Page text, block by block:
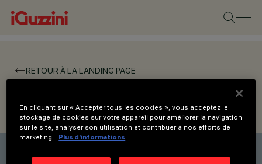
RETOUR À LA LANDING PAGE
RETAIL
En cliquant sur « Accepter tous les cookies », vous acceptez le
stockage de cookies sur votre appareil pour améliorer la navigation
sur le site, analyser son utilisation et contribuer à nos efforts de
marketing.
Plus d’informations